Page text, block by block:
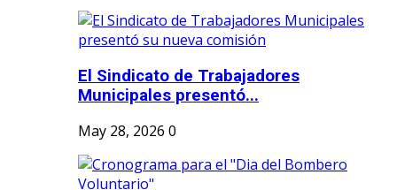
El Sindicato de Trabajadores
Municipales presentó...
May 28, 2026 0